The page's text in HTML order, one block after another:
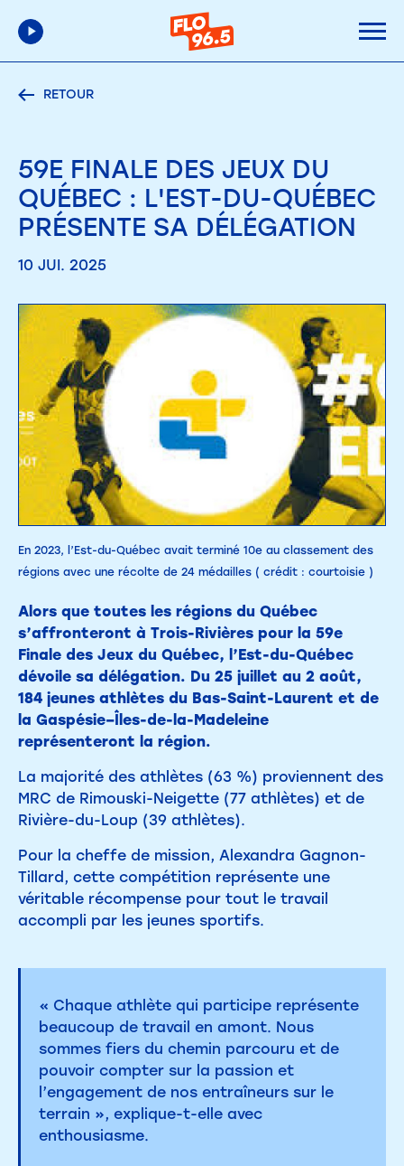
RETOUR
59E FINALE DES JEUX DU
QUÉBEC : L'EST-DU-QUÉBEC
PRÉSENTE SA DÉLÉGATION
10 JUI. 2025
En 2023, l’Est-du-Québec avait terminé 10e au classement des
régions avec une récolte de 24 médailles ( crédit : courtoisie )
Alors que toutes les régions du Québec
s’affronteront à Trois-Rivières pour la 59e
Finale des Jeux du Québec, l’Est-du-Québec
dévoile sa délégation. Du 25 juillet au 2 août,
184 jeunes athlètes du Bas-Saint-Laurent et de
la Gaspésie–Îles-de-la-Madeleine
représenteront la région.
La majorité des athlètes (63 %) proviennent des
MRC de Rimouski-Neigette (77 athlètes) et de
Rivière-du-Loup (39 athlètes).
Pour la cheffe de mission, Alexandra Gagnon-
Tillard, cette compétition représente une
véritable récompense pour tout le travail
accompli par les jeunes sportifs.
« Chaque athlète qui participe représente
beaucoup de travail en amont. Nous
sommes fiers du chemin parcouru et de
pouvoir compter sur la passion et
l’engagement de nos entraîneurs sur le
terrain », explique-t-elle avec
enthousiasme.